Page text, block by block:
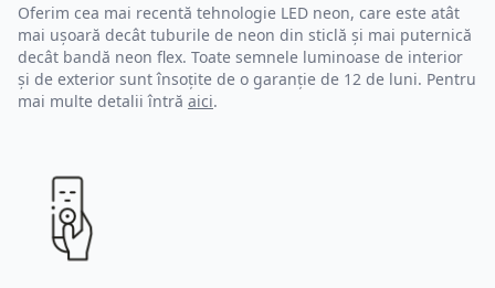
Oferim cea mai recentă tehnologie LED neon, care este atât
mai ușoară decât tuburile de neon din sticlă și mai puternică
decât bandă neon flex. Toate semnele luminoase de interior
și de exterior sunt însoțite de o garanție de 12 de luni. Pentru
mai multe detalii întră aici.